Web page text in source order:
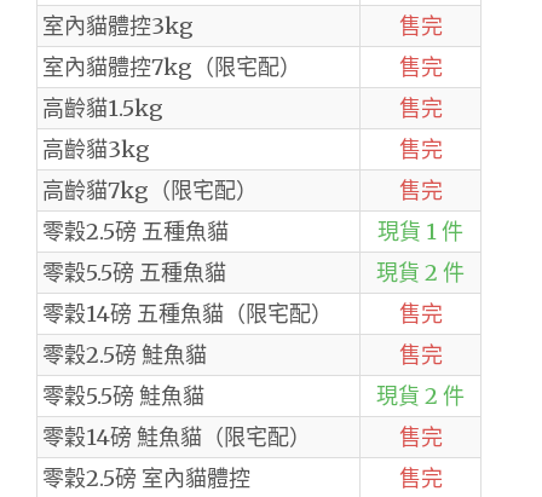
室內貓體控3kg
售完
室內貓體控7kg（限宅配）
售完
高齡貓1.5kg
售完
高齡貓3kg
售完
高齡貓7kg（限宅配）
售完
零穀2.5磅 五種魚貓
現貨 1 件
零穀5.5磅 五種魚貓
現貨 2 件
零穀14磅 五種魚貓（限宅配）
售完
零穀2.5磅 鮭魚貓
售完
零穀5.5磅 鮭魚貓
現貨 2 件
零穀14磅 鮭魚貓（限宅配）
售完
零穀2.5磅 室內貓體控
售完